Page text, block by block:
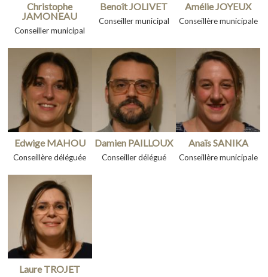
Christophe
JAMONEAU
Conseiller municipal
Benoît JOLIVET
Conseiller municipal
Amélie JOYEUX
Conseillère municipale
Edwige MAHOU
Conseillère déléguée
Damien PAILLOUX
Conseiller délégué
Anaïs SANIKA
Conseillère municipale
Laure TROJET